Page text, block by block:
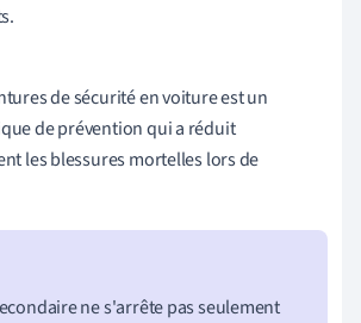
de sécurité en voiture est un
de prévention qui a réduit
les blessures mortelles lors de
ne s'arrête pas seulement